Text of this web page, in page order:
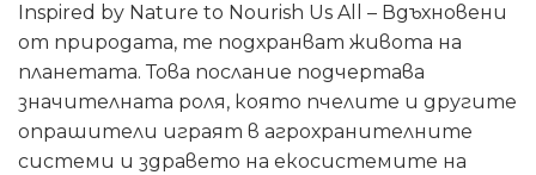
Inspired by Nature to Nourish Us All – Вдъхновени
от природата, те подхранват живота на
планетата. Това послание подчертава
значителната роля, която пчелите и другите
опрашители играят в агрохранителните
системи и здравето на екосистемите на